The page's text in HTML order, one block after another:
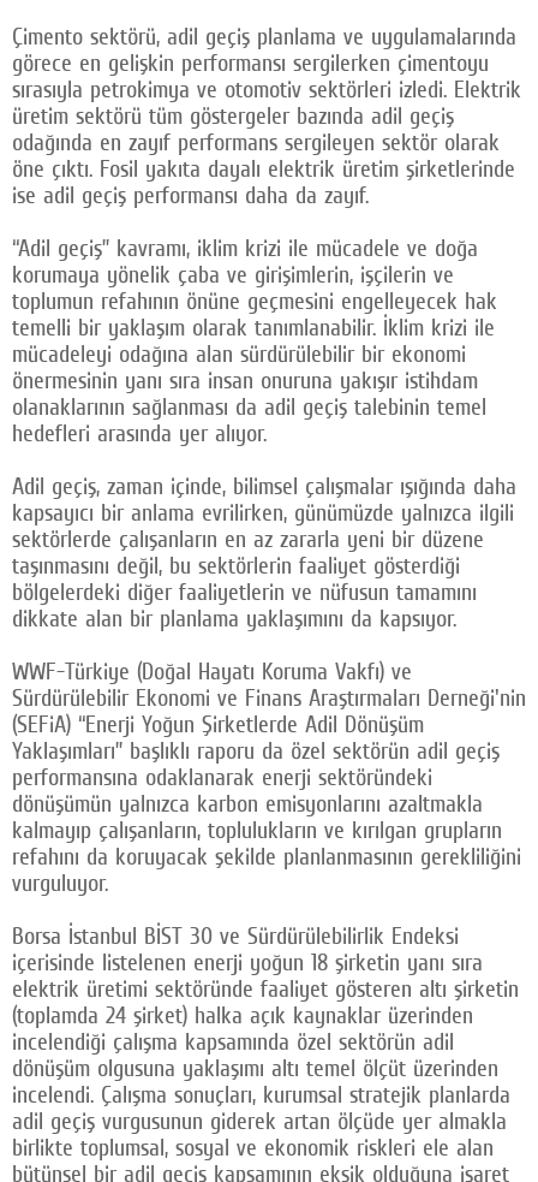
Çimento sektörü, adil geçiş planlama ve uygulamalarında
görece en gelişkin performansı sergilerken çimentoyu
sırasıyla petrokimya ve otomotiv sektörleri izledi. Elektrik
üretim sektörü tüm göstergeler bazında adil geçiş
odağında en zayıf performans sergileyen sektör olarak
öne çıktı. Fosil yakıta dayalı elektrik üretim şirketlerinde
ise adil geçiş performansı daha da zayıf.
“Adil geçiş” kavramı, iklim krizi ile mücadele ve doğa
korumaya yönelik çaba ve girişimlerin, işçilerin ve
toplumun refahının önüne geçmesini engelleyecek hak
temelli bir yaklaşım olarak tanımlanabilir. İklim krizi ile
mücadeleyi odağına alan sürdürülebilir bir ekonomi
önermesinin yanı sıra insan onuruna yakışır istihdam
olanaklarının sağlanması da adil geçiş talebinin temel
hedefleri arasında yer alıyor.
Adil geçiş, zaman içinde, bilimsel çalışmalar ışığında daha
kapsayıcı bir anlama evrilirken, günümüzde yalnızca ilgili
sektörlerde çalışanların en az zararla yeni bir düzene
taşınmasını değil, bu sektörlerin faaliyet gösterdiği
bölgelerdeki diğer faaliyetlerin ve nüfusun tamamını
dikkate alan bir planlama yaklaşımını da kapsıyor.
WWF-Türkiye (Doğal Hayatı Koruma Vakfı) ve
Sürdürülebilir Ekonomi ve Finans Araştırmaları Derneği'nin
(SEFiA) “Enerji Yoğun Şirketlerde Adil Dönüşüm
Yaklaşımları” başlıklı raporu da özel sektörün adil geçiş
performansına odaklanarak enerji sektöründeki
dönüşümün yalnızca karbon emisyonlarını azaltmakla
kalmayıp çalışanların, toplulukların ve kırılgan grupların
refahını da koruyacak şekilde planlanmasının gerekliliğini
vurguluyor.
Borsa İstanbul BİST 30 ve Sürdürülebilirlik Endeksi
içerisinde listelenen enerji yoğun 18 şirketin yanı sıra
elektrik üretimi sektöründe faaliyet gösteren altı şirketin
(toplamda 24 şirket) halka açık kaynaklar üzerinden
incelendiği çalışma kapsamında özel sektörün adil
dönüşüm olgusuna yaklaşımı altı temel ölçüt üzerinden
incelendi. Çalışma sonuçları, kurumsal stratejik planlarda
adil geçiş vurgusunun giderek artan ölçüde yer almakla
birlikte toplumsal, sosyal ve ekonomik riskleri ele alan
bütünsel bir adil geçiş kapsamının eksik olduğuna işaret